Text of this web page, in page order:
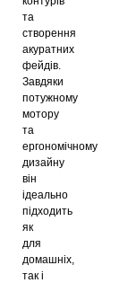
та
створення
акуратних
фейдів.
Завдяки
потужному
мотору
та
ергономічному
дизайну
він
ідеально
підходить
як
для
домашніх,
так і